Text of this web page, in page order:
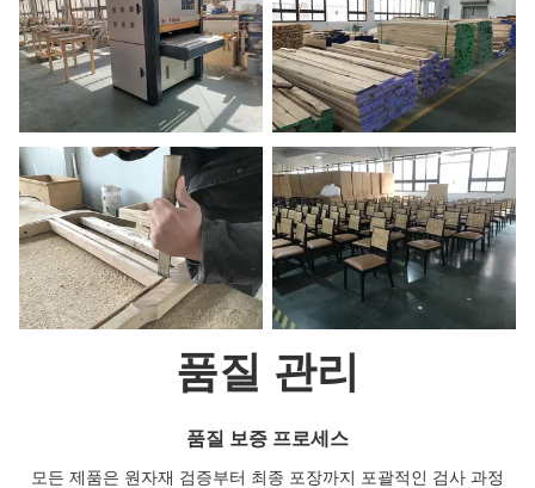
품질 관리
품질 보증 프로세스
모든 제품은 원자재 검증부터 최종 포장까지 포괄적인 검사 과정